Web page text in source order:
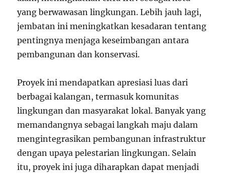
yang berwawasan lingkungan. Lebih jauh lagi,
jembatan ini meningkatkan kesadaran tentang
pentingnya menjaga keseimbangan antara
pembangunan dan konservasi.
Proyek ini mendapatkan apresiasi luas dari
berbagai kalangan, termasuk komunitas
lingkungan dan masyarakat lokal. Banyak yang
memandangnya sebagai langkah maju dalam
mengintegrasikan pembangunan infrastruktur
dengan upaya pelestarian lingkungan. Selain
itu, proyek ini juga diharapkan dapat menjadi